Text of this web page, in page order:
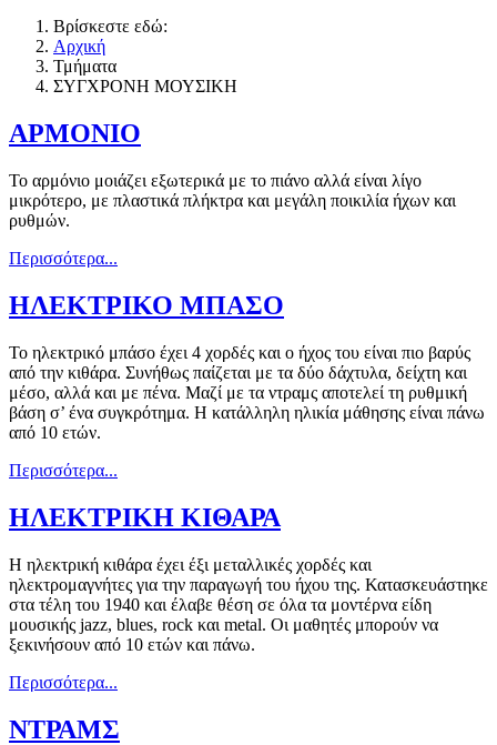
Βρίσκεστε εδώ:
Αρχική
Τμήματα
ΣΥΓΧΡΟΝΗ ΜΟΥΣΙΚΗ
ΑΡΜΟΝΙΟ
Το αρμόνιο μοιάζει εξωτερικά με το πιάνο αλλά είναι λίγο
μικρότερο, με πλαστικά πλήκτρα και μεγάλη ποικιλία ήχων και
ρυθμών.
Περισσότερα...
ΗΛΕΚΤΡΙΚΟ ΜΠΑΣΟ
Το ηλεκτρικό μπάσο έχει 4 χορδές και ο ήχος του είναι πιο βαρύς
από την κιθάρα. Συνήθως παίζεται με τα δύο δάχτυλα, δείχτη και
μέσο, αλλά και με πένα. Μαζί με τα ντραμς αποτελεί τη ρυθμική
βάση σ’ ένα συγκρότημα. Η κατάλληλη ηλικία μάθησης είναι πάνω
από 10 ετών.
Περισσότερα...
ΗΛΕΚΤΡΙΚΗ ΚΙΘΑΡΑ
Η ηλεκτρική κιθάρα έχει έξι μεταλλικές χορδές και
ηλεκτρομαγνήτες για την παραγωγή του ήχου της. Κατασκευάστηκε
στα τέλη του 1940 και έλαβε θέση σε όλα τα μοντέρνα είδη
μουσικής jazz, blues, rock και metal. Οι μαθητές μπορούν να
ξεκινήσουν από 10 ετών και πάνω.
Περισσότερα...
ΝΤΡΑΜΣ